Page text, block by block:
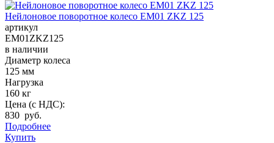
Нейлоновое поворотное колесо EM01 ZKZ 125
артикул
EM01ZKZ125
в наличии
Диаметр колеса
125 мм
Нагрузка
160 кг
Цена (с НДС):
830 руб.
Подробнее
Купить